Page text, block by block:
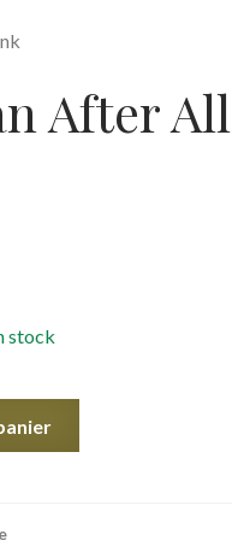
After All
stock